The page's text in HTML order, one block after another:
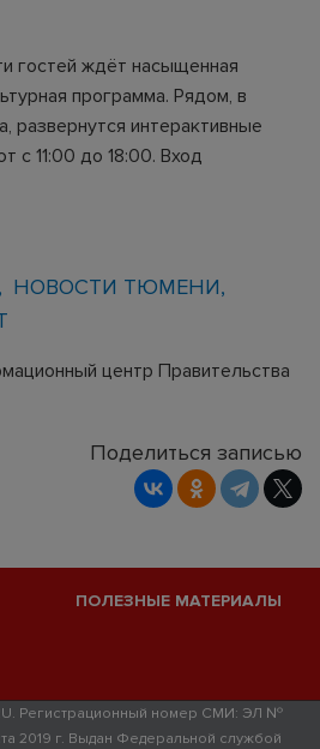
гостей ждёт насыщенная
программа. Рядом, в
развернутся интерактивные
с 11:00 до 18:00. Вход
НОВОСТИ ТЮМЕНИ
центр Правительства
Поделиться записью
ПОЛЕЗНЫЕ МАТЕРИАЛЫ
Регистрационный номер СМИ: ЭЛ №
2019 г. Выдан Федеральной службой